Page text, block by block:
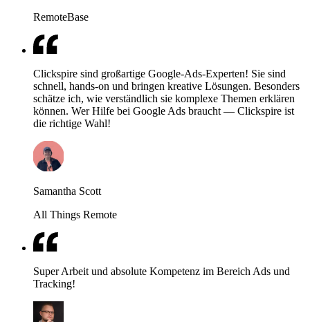
RemoteBase
Clickspire sind großartige Google-Ads-Experten! Sie sind
schnell, hands-on und bringen kreative Lösungen. Besonders
schätze ich, wie verständlich sie komplexe Themen erklären
können. Wer Hilfe bei Google Ads braucht — Clickspire ist
die richtige Wahl!
Samantha Scott
All Things Remote
Super Arbeit und absolute Kompetenz im Bereich Ads und
Tracking!